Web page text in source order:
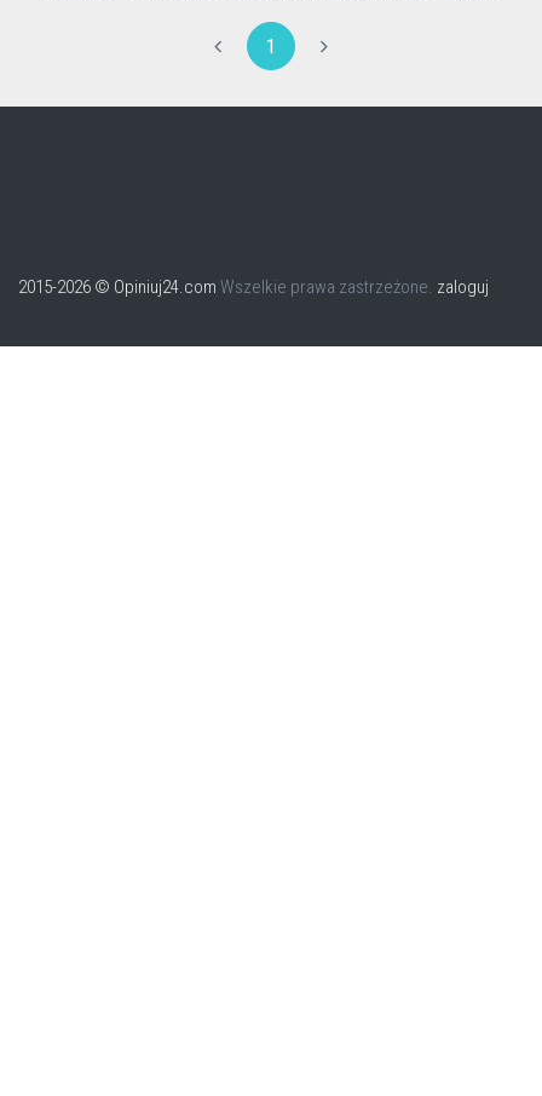
1
2015-2026 © Opiniuj24.com Wszelkie prawa zastrzeżone. zaloguj